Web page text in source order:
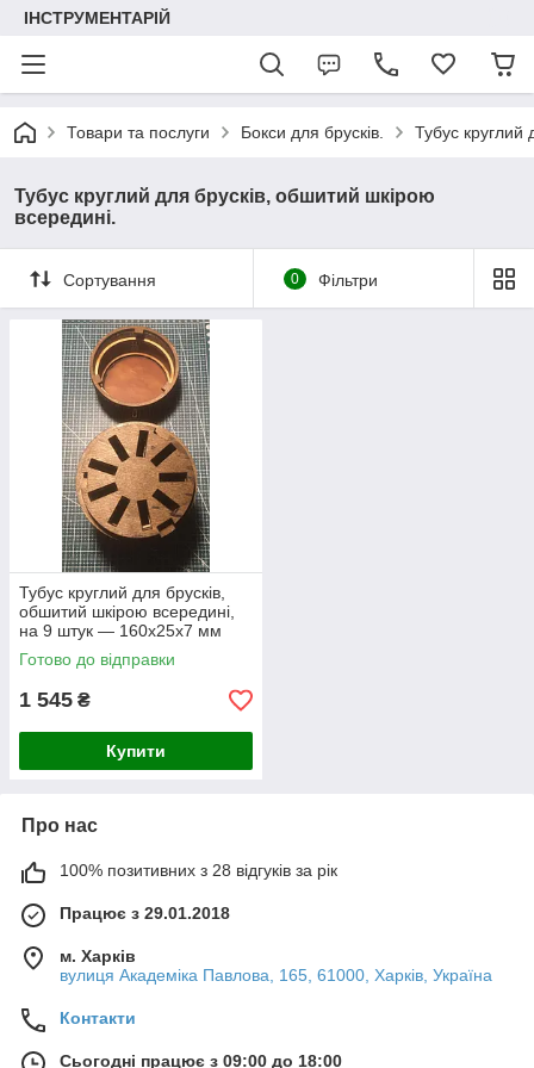
ІНСТРУМЕНТАРІЙ
Товари та послуги Бокси для брусків. Тубус круглий
Тубус круглий для брусків, обшитий шкірою
всередині.
Сортування 0 Фільтри
Тубус круглий для брусків,
обшитий шкірою всередині,
на 9 штук — 160х25х7 мм
Готово до відправки
1 545 ₴
Купити
Про нас
100% позитивних з 28 відгуків за рік
Працює з 29.01.2018
м. Харків
вулиця Академіка Павлова, 165, 61000, Харків, Україна
Контакти
Сьогодні працює з 09:00 до 18:00